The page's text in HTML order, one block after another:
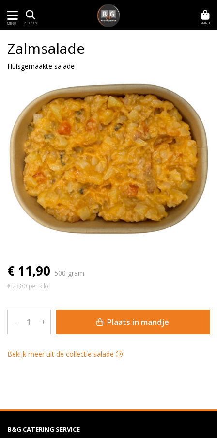
MENU ZOEKEN MAND
Zalmsalade
Huisgemaakte salade
€ 11,90 500 gram
€ 23,80 per kilo
– + Plaats in mandje
Bekijk meer uit de collectie salade
B&G CATERING SERVICE